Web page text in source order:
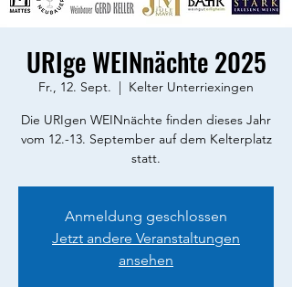
URIge WEINnächte 2025
Fr., 12. Sept.
  |
Kelter Unterriexingen
Die URIgen WEINnächte finden dieses Jahr
vom 12.-13. September auf dem Kelterplatz
statt.
Anmeldung geschlossen
Jetzt andere Veranstaltungen
ansehen